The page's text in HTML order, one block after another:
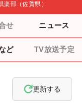
楽部（佐賀県）
せ ニュース
ど TV放送予定
更新する